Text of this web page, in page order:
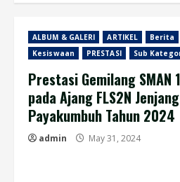
ALBUM & GALERI ARTIKEL Berita
Kesiswaan
PRESTASI Sub
Prestasi Gemilang SMAN
pada Ajang FLS2N
Payakumbuh Tahun 2024
admin May 31, 2024